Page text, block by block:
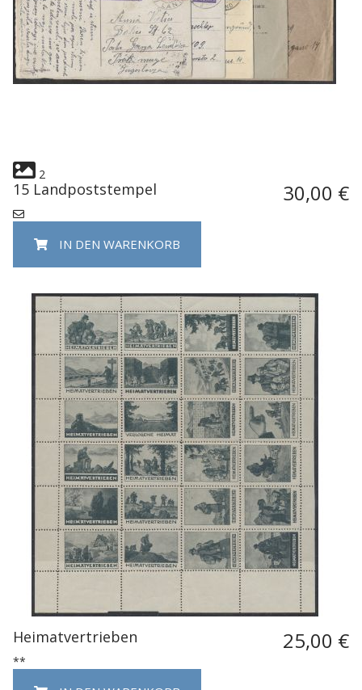
2
15 Landpoststempel 30,00 €
IN DEN WARENKORB
Heimatvertrieben 25,00 €
**